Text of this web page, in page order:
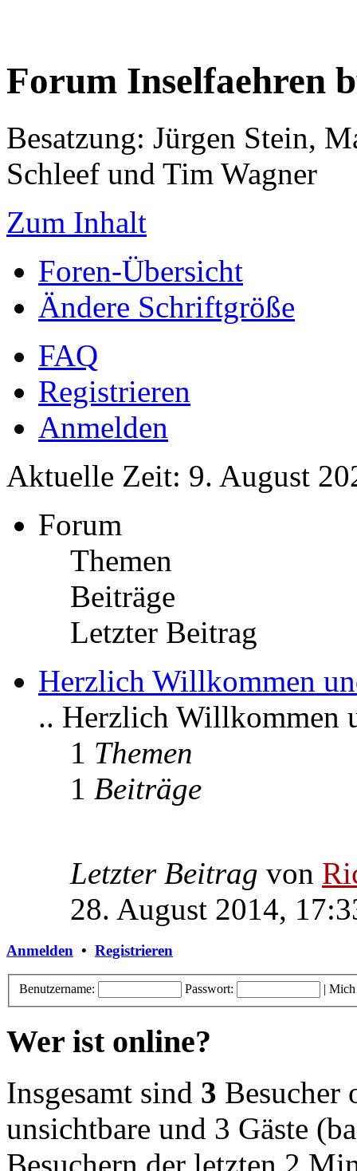
Forum Inselfaehren
Besatzung: Jürgen Stein,
Schleef und Tim Wagner
Zum Inhalt
Foren-Übersicht
Ändere Schriftgröße
FAQ
Registrieren
Anmelden
Aktuelle Zeit: 9. August
Forum
Themen
Beiträge
Letzter Beitrag
Herzlich Willkommen
.. Herzlich Willkommen
1 Themen
1 Beiträge
Letzter Beitrag von
28. August 2014,
Anmelden • Registrieren
Benutzername: Passwort: | Mich
Wer ist online?
Insgesamt sind 3 Besucher
unsichtbare und 3 Gäste